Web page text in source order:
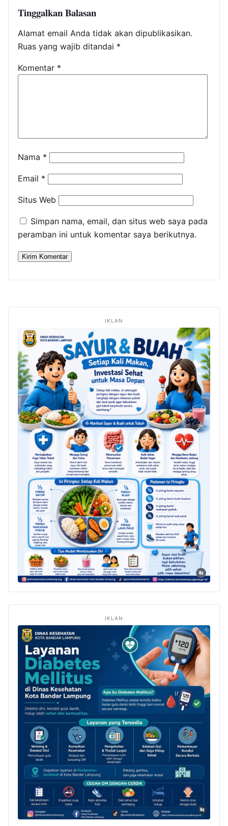
Tinggalkan Balasan
Alamat email Anda tidak akan dipublikasikan.
Ruas yang wajib ditandai *
Komentar *
Nama *
Email *
Situs Web
Simpan nama, email, dan situs web saya pada
peramban ini untuk komentar saya berikutnya.
IKLAN
IKLAN